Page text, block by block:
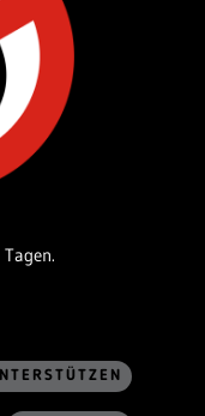
Tagen.